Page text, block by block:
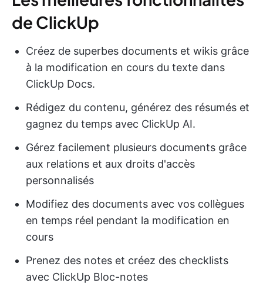
de ClickUp
Créez de superbes documents et wikis grâce
à la modification en cours du texte dans
ClickUp Docs.
Rédigez du contenu, générez des résumés et
gagnez du temps avec ClickUp AI.
Gérez facilement plusieurs documents grâce
aux relations et aux droits d'accès
personnalisés
Modifiez des documents avec vos collègues
en temps réel pendant la modification en
cours
Prenez des notes et créez des checklists
avec ClickUp Bloc-notes